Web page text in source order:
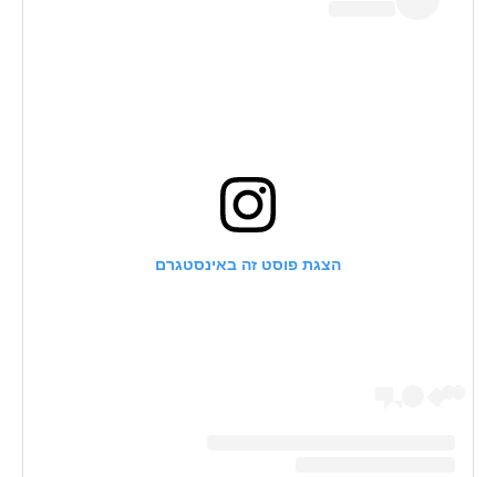
הצגת פוסט זה באינסטגרם